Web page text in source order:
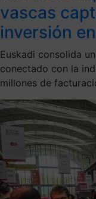
vascas
inversión
Euskadi consolida
conectado con la
millones de